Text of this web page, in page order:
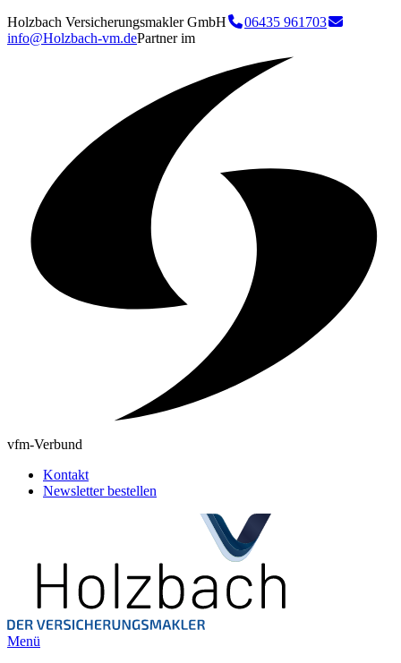
Holzbach Versicherungsmakler GmbH
06435 961703
info@Holzbach-vm.dePartner im
vfm-Verbund
Kontakt
Newsletter bestellen
Menü